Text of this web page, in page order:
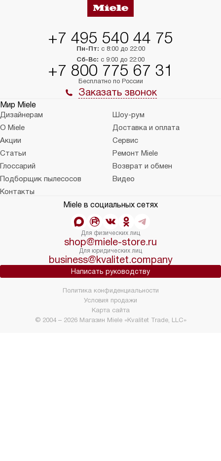
+7 495 540 44 75
Пн-Пт: с 8:00 до 22:00
Сб-Вс: с 9:00 до 22:00
+7 800 775 67 31
Бесплатно по России
Заказать звонок
Мир Miele
Дизайнерам
Шоу-рум
О Miele
Доставка и оплата
Акции
Сервис
Статьи
Ремонт Miele
Глоссарий
Возврат и обмен
Подборщик пылесосов
Видео
Контакты
Miele в социальных сетях
Для физических лиц
shop@miele-store.ru
Для юридических лиц
business@kvalitet.company
Написать руководству
© 2004 – 2026 Магазин Miele «Kvalitet Trade, LLC»
Политика конфиденциальности
Условия продажи
Карта сайта